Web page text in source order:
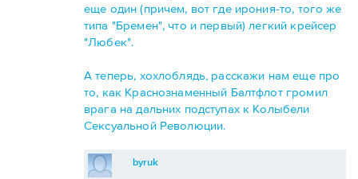
еще один (причем, вот где ирония-то, того же
типа "Бремен", что и первый) легкий крейсер
"Любек".
А теперь, хохлоблядь, расскажи нам еще про
то, как Краснознаменный Балтфлот громил
врага на дальних подступах к Колыбели
Сексуальной Революции.
byruk